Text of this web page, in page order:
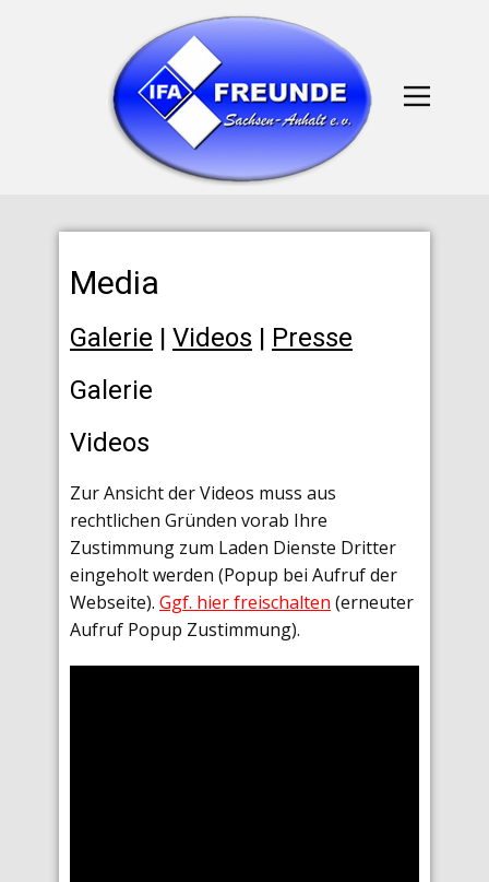
Media
Galerie | Videos | Presse
Galerie
Videos
Zur Ansicht der Videos muss aus
rechtlichen Gründen vorab Ihre
Zustimmung zum Laden Dienste Dritter
eingeholt werden (Popup bei Aufruf der
Webseite). Ggf. hier freischalten (erneuter
Aufruf Popup Zustimmung).